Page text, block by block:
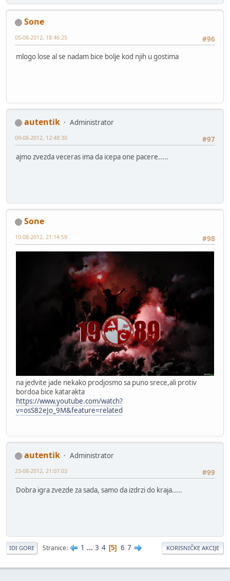
Sone
#96
05-08-2012, 18:46:25
mlogo lose al se nadam bice bolje kod njih u gostima
autentik
Administrator
#97
09-08-2012, 12:48:30
ajmo zvezda veceras ima da icepa one pacere.....
Sone
#98
10-08-2012, 21:14:59
na jedvite jade nekako prodjosmo sa puno srece,ali protiv
bordoa bice katarakta
https://www.youtube.com/watch?
v=osS82eJo_9M&feature=related
autentik
Administrator
#99
23-08-2012, 21:07:03
Dobra igra zvezde za sada, samo da izdrzi do kraja.....
IDI GORE Stranice 1 ... 3 4 5 6 7 KORISNIČKE AKCIJE